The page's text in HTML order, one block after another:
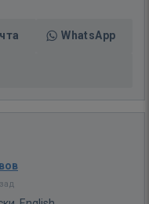
WhatsApp